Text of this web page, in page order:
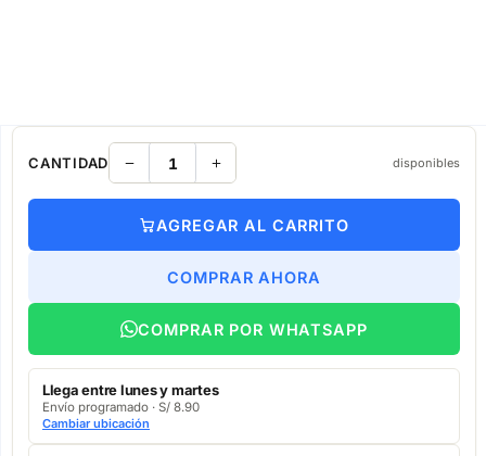
CANTIDAD disponibles
AGREGAR AL CARRITO
COMPRAR AHORA
COMPRAR POR WHATSAPP
Llega entre lunes y martes
Envío programado · S/ 8.90
Cambiar ubicación